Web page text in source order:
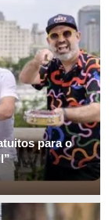
para o